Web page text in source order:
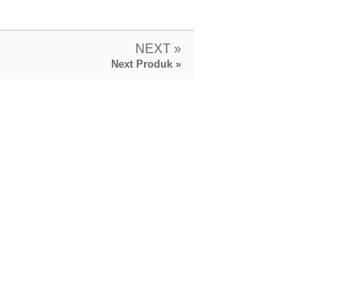
NEXT »
Next Produk »